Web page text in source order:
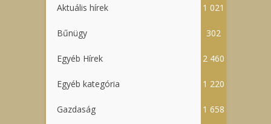
Aktuális hírek 1 021
Bűnügy 302
Egyéb Hírek 2 460
Egyéb kategória 1 220
Gazdaság 1 658